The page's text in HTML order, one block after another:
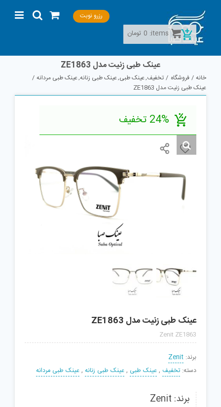
content
رزرو نوبت
عینک طبی زنیت مدل ZE1863
خانه فروشگاه تخفیف عینک طبی عینک طبی زنانه عینک طبی مردانه
عینک طبی زنیت مدل ZE1863
24% تخفیف
عینک طبی زنیت مدل ZE1863
Zenit ZE1863
برند: Zenit
دسته: تخفیف ,عینک طبی ,عینک طبی زنانه ,عینک طبی مردانه
برند: Zenit
items:
0 تومان